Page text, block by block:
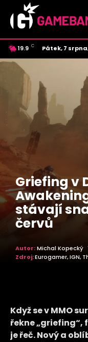
19.9 C Czech
Pátek, 7
Griefing v
stávají
červů
Autor:Michal Kopecký
Zdroj:Eurogamer, IGN,
Když se v MMO
řekne „griefing“,
je řeč. Nový a